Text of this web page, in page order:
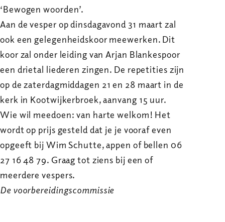
‘Bewogen woorden’.
Aan de vesper op dinsdagavond 31 maart zal
ook een gelegenheidskoor meewerken. Dit
koor zal onder leiding van Arjan Blankespoor
een drietal liederen zingen. De repetities zijn
op de zaterdagmiddagen 21 en 28 maart in de
kerk in Kootwijkerbroek, aanvang 15 uur.
Wie wil meedoen: van harte welkom! Het
wordt op prijs gesteld dat je je vooraf even
opgeeft bij Wim Schutte, appen of bellen 06
27 16 48 79. Graag tot ziens bij een of
meerdere vespers.
De voorbereidingscommissie